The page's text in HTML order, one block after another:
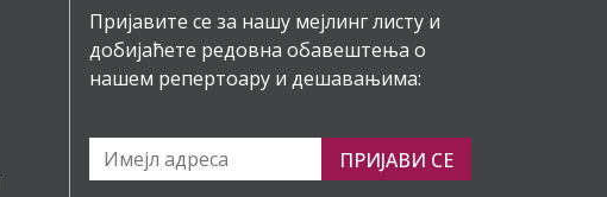
Пријавите се за нашу мејлинг листу и
добијаћете редовна обавештења о
нашем репертоару и дешавањима:
ПРИЈАВИ СЕ